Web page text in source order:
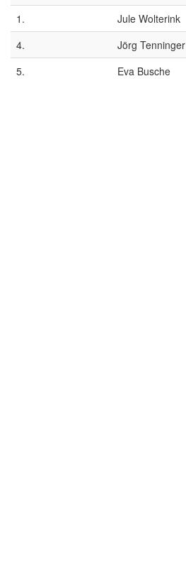
1.
Jule Wolterink
4.
Jörg Tenninger
5.
Eva Busche